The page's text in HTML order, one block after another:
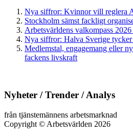
Nya siffror: Kvinnor vill reglera
Stockholm sämst fackligt
Arbetsvärldens valkompass
Nya siffror: Halva Sverige
Medlemstal, engagemang eller
fackens livskraft
Nyheter / Trender / Analys
från tjänstemännens arbetsmarknad
Copyright © Arbetsvärlden 2026